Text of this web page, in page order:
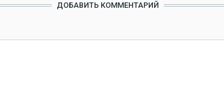
ДОБАВИТЬ КОММЕНТАРИЙ